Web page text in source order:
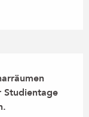
Studientage